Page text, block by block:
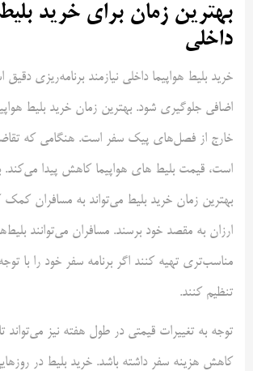
بهترین زمان برای خرید بلیط
داخلی
خرید بلیط هواپیما داخلی نیازمند برنامه‌ریزی
اضافی جلوگیری شود. بهترین زمان خرید بلیط
خارج از فصل‌های پیک سفر است. هنگامی که
است، قیمت بلیط های هواپیما کاهش پیدا می‌کند.
بهترین زمان خرید بلیط می‌تواند به مسافران کمک
ارزان به مقصد خود برسند. مسافران می‌توانند
مناسب‌تری تهیه کنند اگر برنامه سفر خود را با
تنظیم کنند.
توجه به تغییرات قیمتی در طول هفته نیز می‌تواند
کاهش هزینه سفر داشته باشد. خرید بلیط در